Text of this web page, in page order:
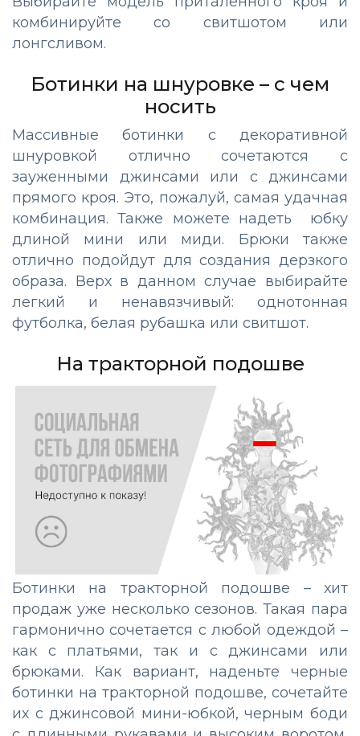
комбинируйте со свитшотом или
лонгсливом.
Ботинки на шнуровке – с чем
носить
Массивные ботинки с декоративной
шнуровкой отлично сочетаются с
зауженными джинсами или с джинсами
прямого кроя. Это, пожалуй, самая удачная
комбинация. Также можете надеть юбку
длиной мини или миди. Брюки также
отлично подойдут для создания дерзкого
образа. Верх в данном случае выбирайте
легкий и ненавязчивый: однотонная
футболка, белая рубашка или свитшот.
На тракторной подошве
Ботинки на тракторной подошве – хит
продаж уже несколько сезонов. Такая пара
гармонично сочетается с любой одеждой –
как с платьями, так и с джинсами или
брюками. Как вариант, наденьте черные
ботинки на тракторной подошве, сочетайте
их с джинсовой мини-юбкой, черным боди